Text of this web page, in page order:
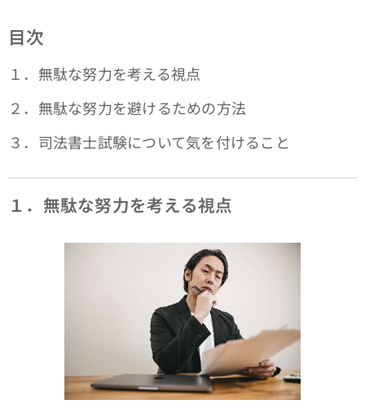
目次
１．無駄な努力を考える視点
２．無駄な努力を避けるための方法
３．司法書士試験について気を付けること
１．無駄な努力を考える視点